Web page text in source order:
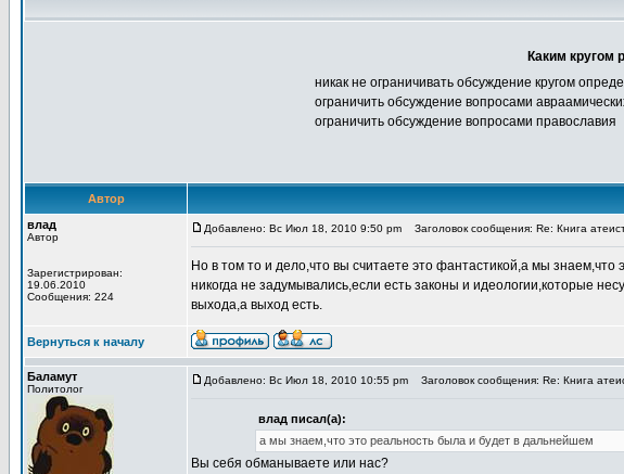
Каким кругом
никак не ограничивать обсуждение кругом
ограничить обсуждение вопросами
ограничить обсуждение вопросами православия
Автор
влад
Автор
Зарегистрирован:
19.06.2010
Сообщения: 224
Добавлено: Вс Июл 18, 2010 9:50 pm Заголовок сообщения: Re: Книга
Но в том то и дело,что вы считаете это фантастикой,а мы
никогда не задумывались,если есть законы и идеологии,которые
выхода,а выход есть.
Вернуться к началу
Баламут
Политолог
Добавлено: Вс Июл 18, 2010 10:55 pm Заголовок сообщения: Re: Книга
влад писал(а):
а мы знаем,что это реальность была и будет в дальнейшем
Вы себя обманываете или нас?